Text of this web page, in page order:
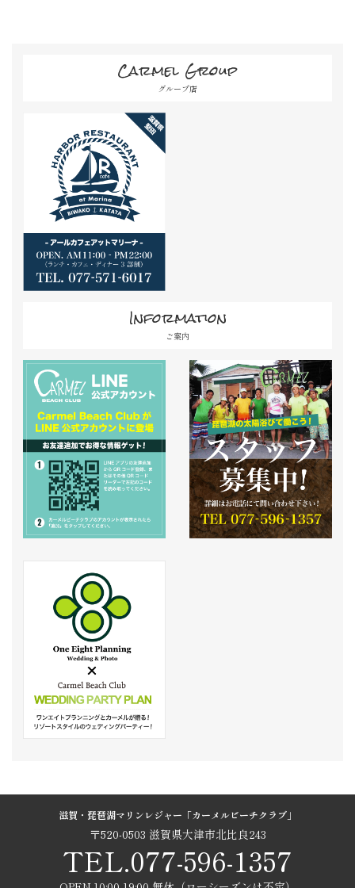
Carmel Group
グループ店
Information
ご案内
滋賀・琵琶湖マリンレジャー「カーメルビーチクラブ」
〒520-0503 滋賀県大津市北比良243
TEL.077-596-1357